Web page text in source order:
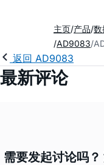
主页 产品 数
AD9083
返回 AD9083
最新评论
需要发起讨论吗？